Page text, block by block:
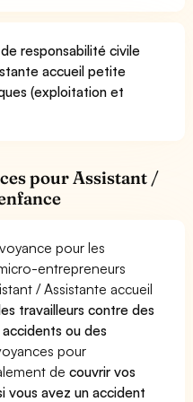
responsabilité civile
accueil petite
(exploitation et
pour Assistant /
pour les
entrepreneurs
/ Assistante accueil
travailleurs contre des
ou des
pour
decouvrir vos
vous avez un accident